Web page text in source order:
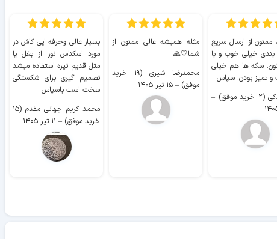
ممنون از ارسال سریع
خیلی خوب و با
سکه ها هم خیلی
و تمیز بودن. سپاس
موفق)
–
مثله همیشه عالی ممنون از
شما🤍🙏
محمدرضا شیری (۱۹ خرید
موفق) – ۱۵ تیر ۱۴۰۵
بسیار عالی وحرفه ایی کاش در
مورد اسکناس نور از بغل یا
مثل قدیم تیره استفاده میشد
تصمیم گیری برای شکستگی
سخت است باسپاس
محمد کریم جهانی مقدم (۱۵
خرید موفق) – ۱۱ تیر ۱۴۰۵